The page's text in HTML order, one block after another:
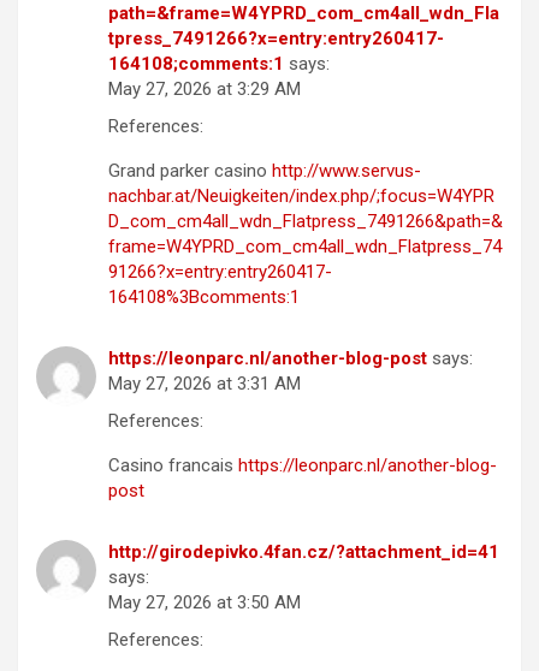
path=&frame=W4YPRD_com_cm4all_wdn_Fla
tpress_7491266?x=entry:entry260417-
164108;comments:1 says:
May 27, 2026 at 3:29 AM
References:
Grand parker casino http://www.servus-
nachbar.at/Neuigkeiten/index.php/;focus=W4YPR
D_com_cm4all_wdn_Flatpress_7491266&path=&
frame=W4YPRD_com_cm4all_wdn_Flatpress_74
91266?x=entry:entry260417-
164108%3Bcomments:1
https://leonparc.nl/another-blog-post says:
May 27, 2026 at 3:31 AM
References:
Casino francais https://leonparc.nl/another-blog-
post
http://girodepivko.4fan.cz/?attachment_id=41
says:
May 27, 2026 at 3:50 AM
References: